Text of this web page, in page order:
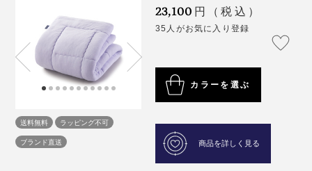
送料無料
ラッピング不可
ブランド直送
23,100 円（税込）
35人がお気に入り登録
カラーを選ぶ
商品を詳しく見る